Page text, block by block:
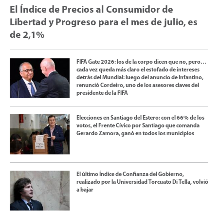
El Índice de Precios al Consumidor de
Libertad y Progreso para el mes de julio, es
de 2,1%
FIFA Gate 2026: los de la corpo dicen que no, pero…
cada vez queda más claro el estofado de intereses
detrás del Mundial: luego del anuncio de Infantino,
renunció Cordeiro, uno de los asesores claves del
presidente de la FIFA
Elecciones en Santiago del Estero: con el 66% de los
votos, el Frente Cívico por Santiago que comanda
Gerardo Zamora, ganó en todos los municipios
El último Índice de Confianza del Gobierno,
realizado por la Universidad Torcuato Di Tella, volvió
a bajar